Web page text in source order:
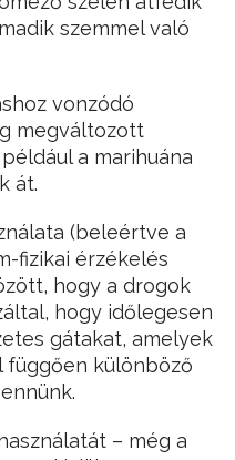
szemmel való
vonzódó
megváltozott
a marihuána
át.
(beleértve a
fizikai érzékelés
hogy a drogok
hogy időlegesen
gátakat, amelyek
különböző
– még a